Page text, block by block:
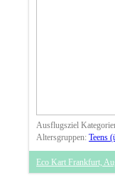
Ausflugsziel
Altersgruppen:Teens
Eco Kart Frankfurt,